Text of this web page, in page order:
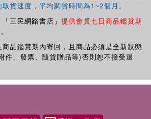
and utilities
for aseptic processing and packaging
processed and packaged products
methodologies
state" for aseptic processing and
management systems for aseptic and
manufacturing
models and simulations for aseptic
貨速度，平均調貨時間為1~2個月。
三民網路書店」 提供會員七日商品鑑賞期
品鑑賞期內寄回，且商品必須是全新狀態
件、發票、隨貨贈品等)否則恕不接受退